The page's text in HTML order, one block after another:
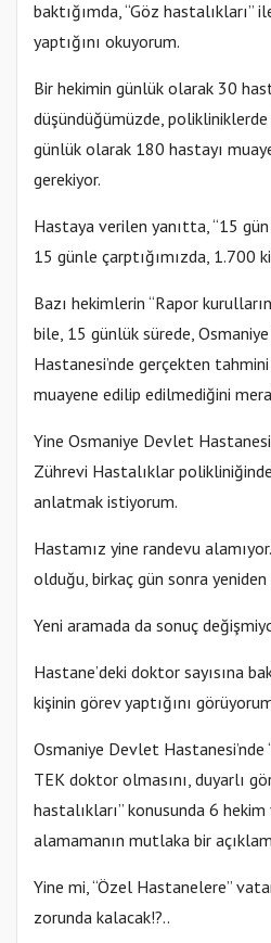
baktığımda, “Göz hastalıkları”
yaptığını okuyorum.
Bir hekimin günlük olarak 30
düşündüğümüzde,
günlük olarak 180 hastayı
gerekiyor.
Hastaya verilen yanıtta, “15
15 günle çarptığımızda, 1.700
Bazı hekimlerin “Rapor
bile, 15 günlük sürede,
Hastanesi’nde gerçekten
muayene edilip edilmediğini
Yine Osmaniye Devlet
Zührevi Hastalıklar
anlatmak istiyorum.
Hastamız yine randevu
olduğu, birkaç gün sonra
Yeni aramada da sonuç
Hastane’deki doktor sayısına
kişinin görev yaptığını
Osmaniye Devlet Hastanesi’nde
TEK doktor olmasını, duyarlı
hastalıkları” konusunda 6 hekim
alamamanın mutlaka bir
Yine mi, “Özel Hastanelere”
zorunda kalacak!?..